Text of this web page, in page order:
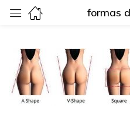
formas